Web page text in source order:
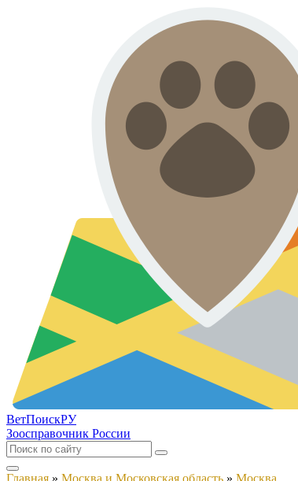
ВетПоискРУ
Зоосправочник России
Главная » Москва и Московская область » Москва